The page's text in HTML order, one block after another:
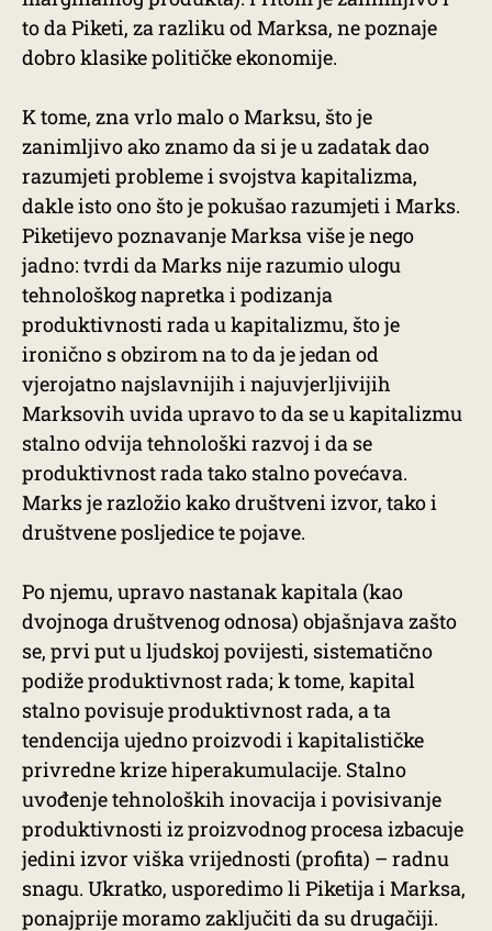
to da Piketi, za razliku od Marksa, ne poznaje
dobro klasike političke ekonomije.
K tome, zna vrlo malo o Marksu, što je
zanimljivo ako znamo da si je u zadatak dao
razumjeti probleme i svojstva kapitalizma,
dakle isto ono što je pokušao razumjeti i Marks.
Piketijevo poznavanje Marksa više je nego
jadno: tvrdi da Marks nije razumio ulogu
tehnološkog napretka i podizanja
produktivnosti rada u kapitalizmu, što je
ironično s obzirom na to da je jedan od
vjerojatno najslavnijih i najuvjerljivijih
Marksovih uvida upravo to da se u kapitalizmu
stalno odvija tehnološki razvoj i da se
produktivnost rada tako stalno povećava.
Marks je razložio kako društveni izvor, tako i
društvene posljedice te pojave.
Po njemu, upravo nastanak kapitala (kao
dvojnoga društvenog odnosa) objašnjava zašto
se, prvi put u ljudskoj povijesti, sistematično
podiže produktivnost rada; k tome, kapital
stalno povisuje produktivnost rada, a ta
tendencija ujedno proizvodi i kapitalističke
privredne krize hiperakumulacije. Stalno
uvođenje tehnoloških inovacija i povisivanje
produktivnosti iz proizvodnog procesa izbacuje
jedini izvor viška vrijednosti (profita) – radnu
snagu. Ukratko, usporedimo li Piketija i Marksa,
ponajprije moramo zaključiti da su drugačiji.